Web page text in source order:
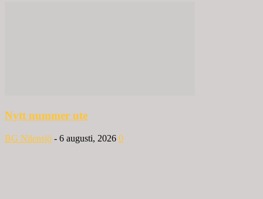
Nytt nummer ute
BG Nilensjö - 6 augusti, 2026 0